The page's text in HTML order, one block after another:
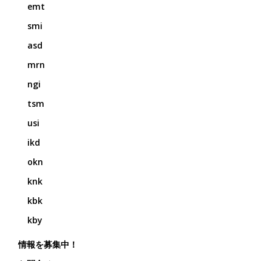
emt
smi
asd
mrn
ngi
tsm
usi
ikd
okn
knk
kbk
kby
情報を募集中！